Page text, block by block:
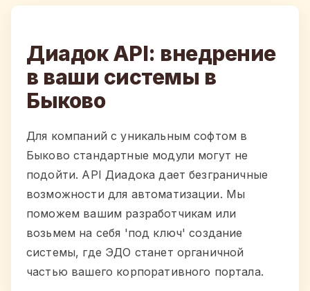
Диадок API: внедрение
в ваши системы в
Быково
Для компаний с уникальным софтом в
Быково стандартные модули могут не
подойти. API Диадока дает безграничные
возможности для автоматизации. Мы
поможем вашим разработчикам или
возьмем на себя 'под ключ' создание
системы, где ЭДО станет органичной
частью вашего корпоративного портала.